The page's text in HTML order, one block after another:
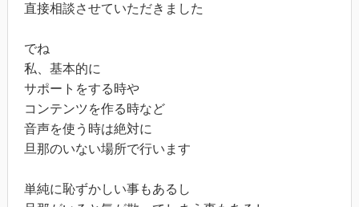
直接相談させていただきました
でね
私、基本的に
サポートをする時や
コンテンツを作る時など
音声を使う時は絶対に
旦那のいない場所で行います
単純に恥ずかしい事もあるし